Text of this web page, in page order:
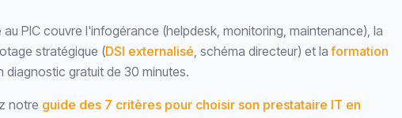
PIC couvre l'infogérance (helpdesk, monitoring, maintenance), la
stratégique (DSI externalisé, schéma directeur) et laformation
diagnostic gratuit de 30 minutes.
notre guide des 7 critères pour choisir son prestataire IT en